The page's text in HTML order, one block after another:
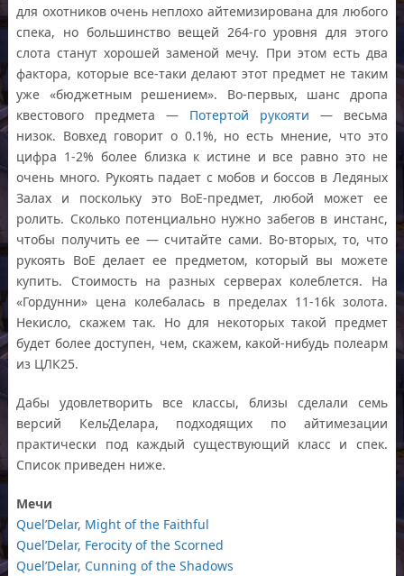
для охотников очень неплохо айтемизирована для любого
спека, но большинство вещей 264-го уровня для этого
слота станут хорошей заменой мечу. При этом есть два
фактора, которые все-таки делают этот предмет не таким
уже «бюджетным решением». Во-первых, шанс дропа
квестового предмета — Потертой рукояти — весьма
низок. Вовхед говорит о 0.1%, но есть мнение, что это
цифра 1-2% более близка к истине и все равно это не
очень много. Рукоять падает с мобов и боссов в Ледяных
Залах и поскольку это BoE-предмет, любой может ее
ролить. Сколько потенциально нужно забегов в инстанс,
чтобы получить ее — считайте сами. Во-вторых, то, что
рукоять ВоЕ делает ее предметом, который вы можете
купить. Стоимость на разных серверах колеблется. На
«Гордунни» цена колебалась в пределах 11-16k золота.
Некисло, скажем так. Но для некоторых такой предмет
будет более доступен, чем, скажем, какой-нибудь полеарм
из ЦЛК25.
Дабы удовлетворить все классы, близы сделали семь
версий Кель’Делара, подходящих по айтимезации
практически под каждый существующий класс и спек.
Список приведен ниже.
Мечи
Quel’Delar, Might of the Faithful
Quel’Delar, Ferocity of the Scorned
Quel’Delar, Cunning of the Shadows